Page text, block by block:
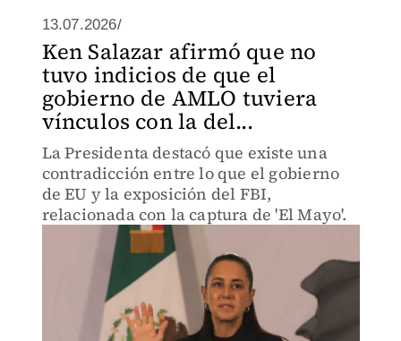
13.07.2026/
Ken Salazar afirmó que no
tuvo indicios de que el
gobierno de AMLO tuviera
vínculos con la del...
La Presidenta destacó que existe una
contradicción entre lo que el gobierno
de EU y la exposición del FBI,
relacionada con la captura de 'El Mayo'.